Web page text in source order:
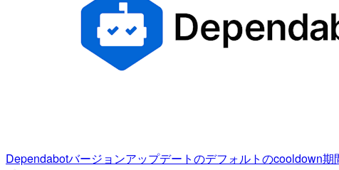
Dependabotバージョンアップデートのデフォルトのcooldown期